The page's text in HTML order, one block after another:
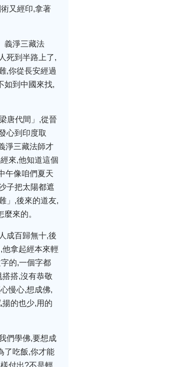
又經印,拿著
義淨三藏法
死到半路上了,
,你從長安經過
如到中國來找,
唐代間」,從晉
心到印度取
淨三藏法師才
來,他知道這個
午像咱們夏天
子把太陽都遮
」,後來的道友,
來的。
成百歸無十,後
拿起經本來輕
的,一個字都
搭,沒有恭敬
慢心,想成佛,
的也少,用的
們學佛,要想成
了吃飯,你才能
付出?不是輕